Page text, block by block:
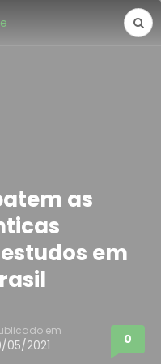
as
em
em
05/2021 0